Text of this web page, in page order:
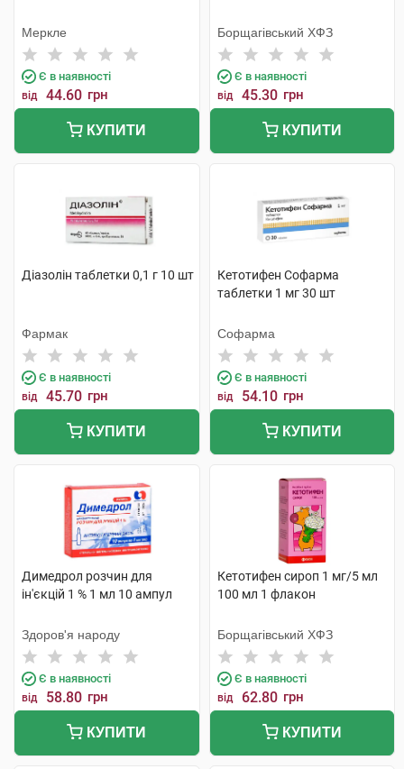
Меркле
Є в наявності
від 44.60 грн
КУПИТИ
Борщагівський ХФЗ
Є в наявності
від 45.30 грн
КУПИТИ
Діазолін таблетки 0,1 г 10 шт
Фармак
Є в наявності
від 45.70 грн
КУПИТИ
Кетотифен Софарма
таблетки 1 мг 30 шт
Софарма
Є в наявності
від 54.10 грн
КУПИТИ
Димедрол розчин для
ін'єкцій 1 % 1 мл 10 ампул
Здоров'я народу
Є в наявності
від 58.80 грн
КУПИТИ
Кетотифен сироп 1 мг/5 мл
100 мл 1 флакон
Борщагівський ХФЗ
Є в наявності
від 62.80 грн
КУПИТИ